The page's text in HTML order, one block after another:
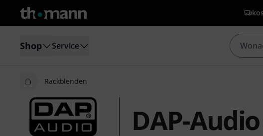
Shop Service
Rackblenden
DAP-